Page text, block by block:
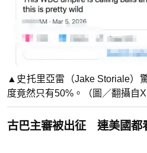
▲史托里亞雷（Jake Storiale）
度竟然只有50%。（圖／翻攝自X
古巴主審被出征 連美國都